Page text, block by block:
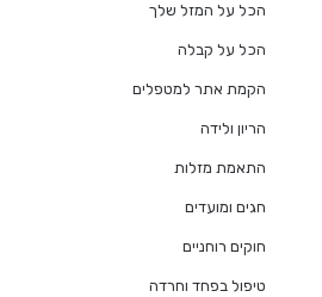
הכל על המזל שלך
הכל על קבלה
הקמת אתר למטפלים
הריון ולידה
התאמת מזלות
חגים ומועדים
חוקים רוחניים
טיפול בפחד וחרדה